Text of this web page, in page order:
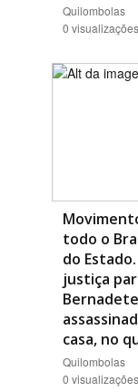
Quilombolas
0 visualizações
todo o
do
justiça
casa, no
Quilombolas
0 visualizações